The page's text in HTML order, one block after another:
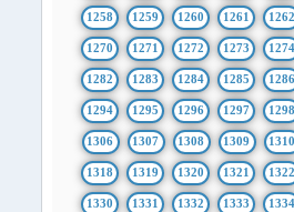
1258 1259 1260 1261 1262
1270 1271 1272 1273 1274
1282 1283 1284 1285 1286
1294 1295 1296 1297 1298
1306 1307 1308 1309
1318 1319 1320 1321 1322
1330 1331 1332 1333 1334